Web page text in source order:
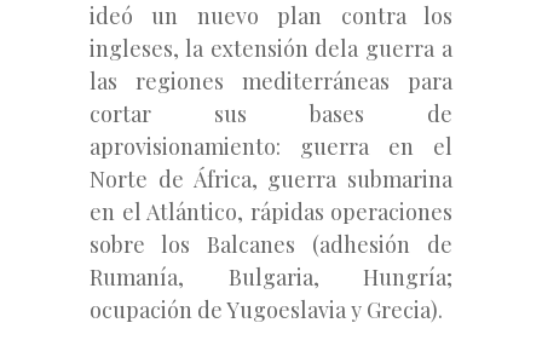
ideó un nuevo plan contra los
ingleses, la extensión dela guerra a
las regiones mediterráneas para
cortar sus bases de
aprovisionamiento: guerra en el
Norte de África, guerra submarina
en el Atlántico, rápidas operaciones
sobre los Balcanes (adhesión de
Rumanía, Bulgaria, Hungría;
ocupación de Yugoeslavia y Grecia).